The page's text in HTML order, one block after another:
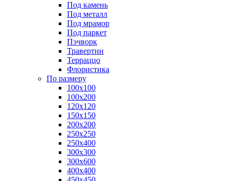
Под камень
Под металл
Под мрамор
Под паркет
Пэчворк
Травертин
Терраццо
Флористика
По размеру
100х100
100х200
120х120
150х150
200х200
250х250
250х400
300х300
300х600
400х400